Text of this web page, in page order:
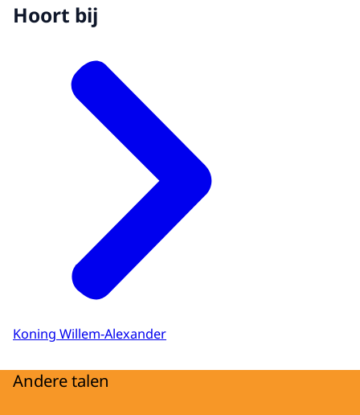
Hoort bij
Koning Willem-Alexander
Andere talen